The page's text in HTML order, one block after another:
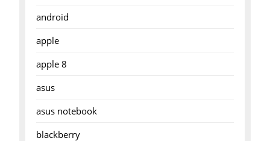
android
apple
apple 8
asus
asus notebook
blackberry